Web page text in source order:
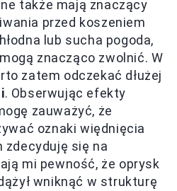
także mają znaczący
przed koszeniem
lub sucha pogoda,
znacząco zwolnić. W
zatem odczekać dłużej
. Obserwując efekty
zauważyć, że
oznaki więdnięcia
zdecyduję się na
mi pewność, że oprysk
wniknąć w strukturę